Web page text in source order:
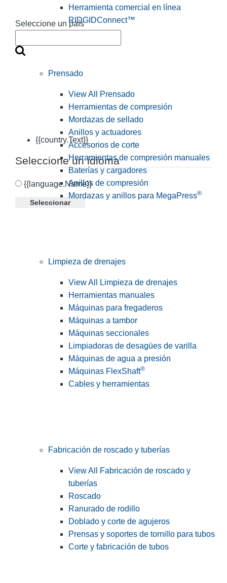
Seleccione un país
{{country.Text}}
Seleccione un idioma
{{language.Name}}
Seleccionar
Herramienta comercial en línea
RIDGIDConnect™
Prensado
View All Prensado
Herramientas de compresión
Mordazas de sellado
Anillos y actuadores
Accesorios de corte
Herramientas de compresión manuales
Baterías y cargadores
Anillos de compresión
Mordazas y anillos para MegaPress®
Limpieza de drenajes
View All Limpieza de drenajes
Herramientas manuales
Máquinas para fregaderos
Máquinas a tambor
Máquinas seccionales
Limpiadoras de desagües de varilla
Máquinas de agua a presión
Máquinas FlexShaft®
Cables y herramientas
Fabricación de roscado y tuberías
View All Fabricación de roscado y
tuberías
Roscado
Ranurado de rodillo
Doblado y corte de agujeros
Prensas y soportes de tornillo para tubos
Corte y fabricación de tubos